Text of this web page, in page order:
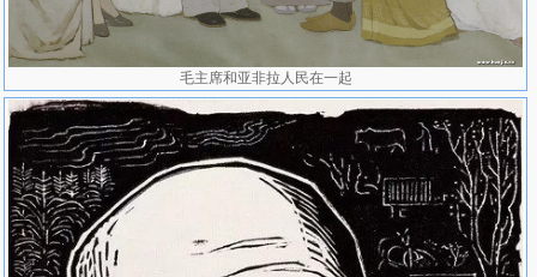
毛主席和亚非拉人民在一起